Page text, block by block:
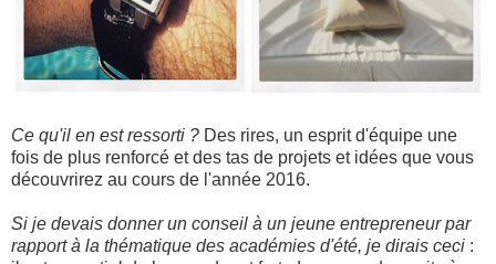
Ce qu'il en est ressorti ? Des rires, un esprit d'équipe une
fois de plus renforcé et des tas de projets et idées que vous
découvrirez au cours de l'année 2016.
Si je devais donner un conseil à un jeune entrepreneur par
rapport à la thématique des académies d'été, je dirais ceci :